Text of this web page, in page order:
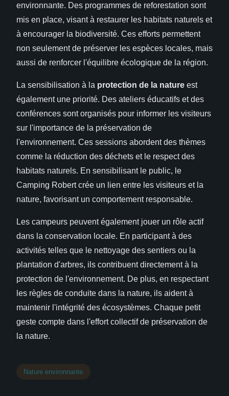
environnante. Des programmes de reforestation sont
mis en place, visant à restaurer les habitats naturels et
à encourager la biodiversité. Ces efforts permettent
non seulement de préserver les espèces locales, mais
aussi de renforcer l'équilibre écologique de la région.
La sensibilisation à la protection de la nature est
également une priorité. Des ateliers éducatifs et des
conférences sont organisés pour informer les visiteurs
sur l'importance de la préservation de
l'environnement. Ces sessions abordent des thèmes
comme la réduction des déchets et le respect des
habitats naturels. En sensibilisant le public, le
Camping Robert crée un lien entre les visiteurs et la
nature, favorisant un comportement responsable.
Les campeurs peuvent également jouer un rôle actif
dans la conservation locale. En participant à des
activités telles que le nettoyage des sentiers ou la
plantation d'arbres, ils contribuent directement à la
protection de l'environnement. De plus, en respectant
les règles de conduite dans la nature, ils aident à
maintenir l'intégrité des écosystèmes. Chaque petit
geste compte dans l'effort collectif de préservation de
la nature.
Nature environnante